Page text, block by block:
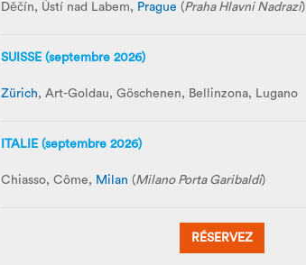
Děčín, Ústí nad Labem, Prague (Praha Hlavni Nadrazi)
SUISSE (septembre 2026)
Zürich, Art-Goldau, Göschenen, Bellinzona, Lugano
ITALIE (septembre 2026)
Chiasso, Côme, Milan (Milano Porta Garibaldi)
RÉSERVEZ